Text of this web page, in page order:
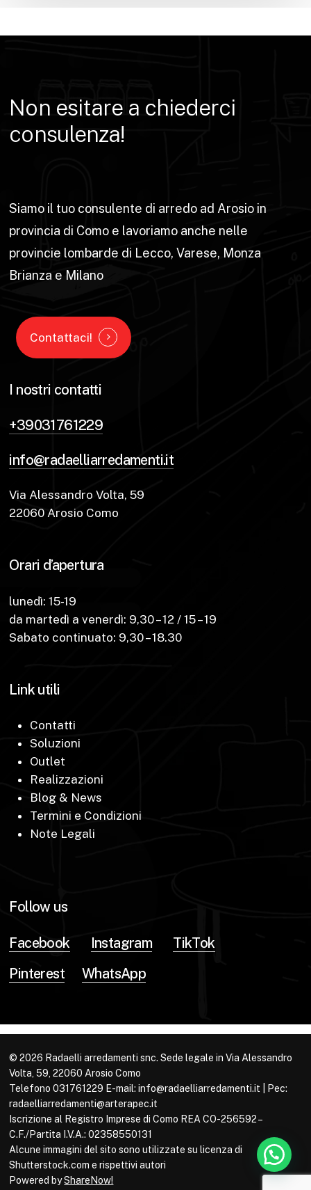
Non esitare a chiederci
consulenza!
Siamo il tuo consulente di arredo ad Arosio in
provincia di Como e lavoriamo anche nelle
provincie lombarde di Lecco, Varese, Monza
Brianza e Milano
Contattaci!
I nostri contatti
+39031761229
info@radaelliarredamenti.it
Via Alessandro Volta, 59
22060 Arosio Como
Orari d’apertura
lunedì: 15-19
da martedì a venerdì: 9,30 – 12 / 15 – 19
Sabato continuato: 9,30 – 18.30
Link utili
Contatti
Soluzioni
Outlet
Realizzazioni
Blog & News
Termini e Condizioni
Note Legali
Follow us
Facebook Instagram
TikTok
Pinterest
WhatsApp
© 2026 Radaelli arredamenti snc. Sede legale in Via Alessandro
Volta, 59, 22060 Arosio Como
Telefono 031761229 E-mail: info@radaelliarredamenti.it | Pec:
radaelliarredamenti@arterapec.it
Iscrizione al Registro Imprese di Como REA CO-256592 –
C.F./Partita I.V.A.: 02358550131
Alcune immagini del sito sono utilizzate su licenza di
Shutterstock.com e rispettivi autori
Powered byShareNow!